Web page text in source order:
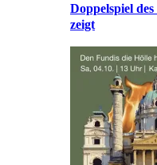
Doppelspiel
zeigt